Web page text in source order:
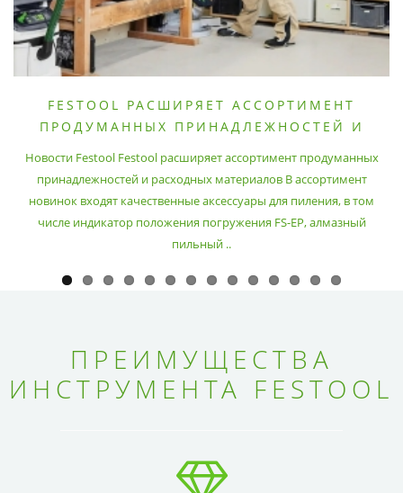
FESTOOL РАСШИРЯЕТ АССОРТИМЕНТ
ПРОДУМАННЫХ ПРИНАДЛЕЖНОСТЕЙ И
Новости Festool Festool расширяет ассортимент продуманных
принадлежностей и расходных материалов В ассортимент
новинок входят качественные аксессуары для пиления, в том
числе индикатор положения погружения FS-EP, алмазный
пильный ..
ПРЕИМУЩЕСТВА
ИНСТРУМЕНТА FESTOOL